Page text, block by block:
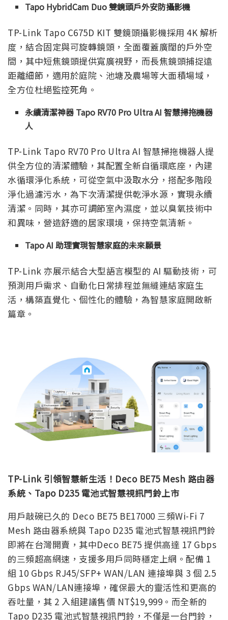
Tapo HybridCam Duo 雙鏡頭戶外安防攝影機
TP-Link Tapo C675D KIT 雙鏡頭攝影機採用 4K 解析
度，結合固定與可旋轉鏡頭，全面覆蓋廣闊的戶外空
間，其中短焦鏡頭提供寬廣視野，而長焦鏡頭捕捉遠
距離細節，適用於庭院、池塘及農場等大面積場域，
全方位杜絕監控死角。
永續清潔神器 Tapo RV70 Pro Ultra AI 智慧掃拖機器
人
TP-Link Tapo RV70 Pro Ultra AI 智慧掃拖機器人提
供全方位的清潔體驗，其配置全新自循環底座，內建
水循環淨化系統，可從空氣中汲取水分，搭配多階段
淨化過濾污水，為下次清潔提供乾淨水源，實現永續
清潔。同時，其亦可調節室內濕度，並以臭氧技術中
和異味，營造舒適的居家環境，保持空氣清新。
Tapo AI 助理實現智慧家庭的未來願景
TP-Link 亦展示結合大型語言模型的 AI 驅動技術，可
預測用戶需求、自動化日常排程並無縫連結家庭生
活，構築直覺化、個性化的體驗，為智慧家庭開啟新
篇章。
TP-Link 引領智慧新生活！Deco BE75 Mesh 路由器
系統、Tapo D235 電池式智慧視訊門鈴上市
用戶敲碗已久的 Deco BE75 BE17000 三頻Wi-Fi 7
Mesh 路由器系統與 Tapo D235 電池式智慧視訊門鈴
即將在台灣開賣，其中Deco BE75 提供高達 17 Gbps
的三頻超高網速，支援多用戶同時穩定上網。配備 1
組 10 Gbps RJ45/SFP+ WAN/LAN 連接埠與 3 個 2.5
Gbps WAN/LAN連接埠，確保最大的靈活性和更高的
吞吐量，其 2 入組建議售價 NT$19,999。而全新的
Tapo D235 電池式智慧視訊門鈴，不僅是一台門鈴，